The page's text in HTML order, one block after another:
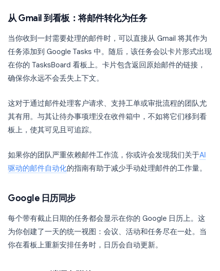
从 Gmail 到看板：将邮件转化为任务
当你收到一封需要处理的邮件时，可以直接从 Gmail 将其作为
任务添加到 Google Tasks 中。随后，该任务会以卡片形式出现
在你的 TasksBoard 看板上。卡片包含返回原始邮件的链接，
确保你永远不会丢失上下文。
这对于通过邮件处理客户请求、支持工单或审批流程的团队尤
其有用。与其让待办事项埋没在收件箱中，不如将它们移到看
板上，使其可见且可追踪。
如果你的团队严重依赖邮件工作流，你或许会发现我们关于AI
驱动的邮件自动化的指南有助于减少手动处理邮件的工作量。
Google 日历同步
每个带有截止日期的任务都会显示在你的 Google 日历上。这
为你创建了一天的统一视图：会议、活动和任务尽在一处。当
你在看板上重新安排任务时，日历会自动更新。